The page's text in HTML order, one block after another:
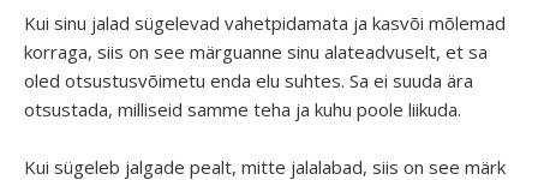
Kui sinu jalad sügelevad vahetpidamata ja kasvõi mõlemad
korraga, siis on see märguanne sinu alateadvuselt, et sa
oled otsustusvõimetu enda elu suhtes. Sa ei suuda ära
otsustada, milliseid samme teha ja kuhu poole liikuda.
Kui sügeleb jalgade pealt, mitte jalalabad, siis on see märk